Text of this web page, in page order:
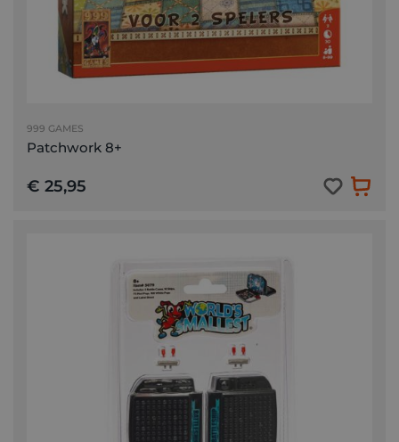
999 GAMES
Patchwork 8+
€ 25,95